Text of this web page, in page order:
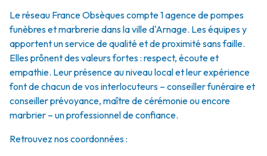
Le réseau France Obsèques compte 1 agence de pompes
funèbres et marbrerie dans la ville d'Arnage. Les équipes y
apportent un service de qualité et de proximité sans faille.
Elles prônent des valeurs fortes : respect, écoute et
empathie. Leur présence au niveau local et leur expérience
font de chacun de vos interlocuteurs – conseiller funéraire et
conseiller prévoyance, maître de cérémonie ou encore
marbrier – un professionnel de confiance.
Retrouvez nos coordonnées :